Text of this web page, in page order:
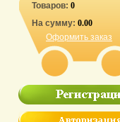
Товаров: 0
На сумму: 0.00
Оформить заказ